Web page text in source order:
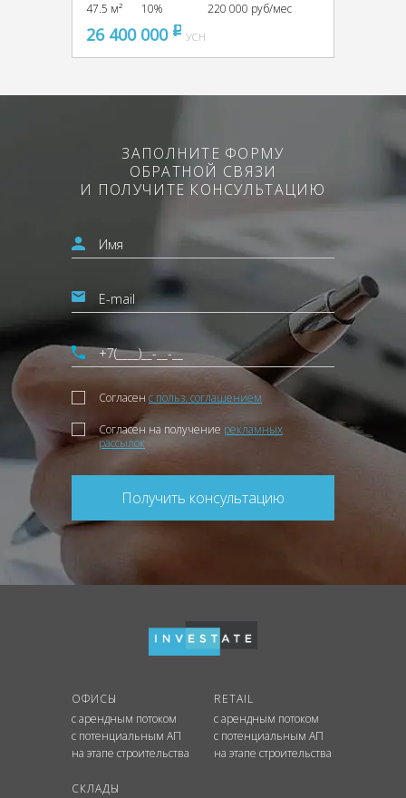
47.5 м² 10% 220 000 руб/мес
26 400 000 pуб
УСН
ЗАПОЛНИТЕ ФОРМУ
ОБРАТНОЙ СВЯЗИ
И ПОЛУЧИТЕ КОНСУЛЬТАЦИЮ
Согласен с польз. соглашением
Согласен на получение рекламных
рассылок
Получить консультацию
ОФИСЫ
с арендным потоком
с потенциальным АП
на этапе строительства
RETAIL
с арендным потоком
с потенциальным АП
на этапе строительства
СКЛАДЫ